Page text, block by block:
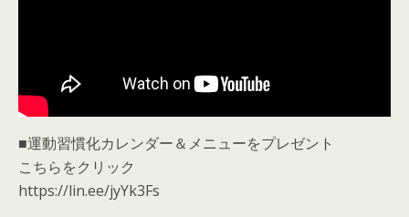
■運動習慣化カレンダー＆メニューをプレゼント
こちらをクリック
https://lin.ee/jyYk3Fs